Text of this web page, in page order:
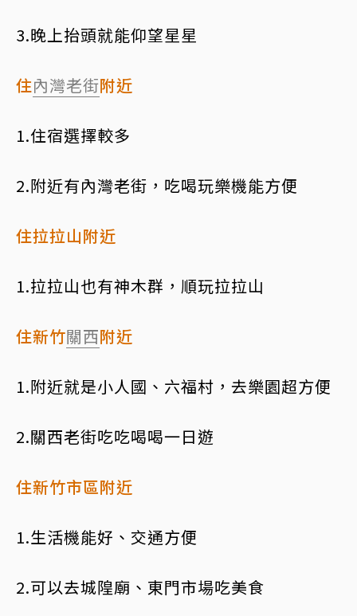
3.晚上抬頭就能仰望星星
住內灣老街附近
1.住宿選擇較多
2.附近有內灣老街，吃喝玩樂機能方便
住拉拉山附近
1.拉拉山也有神木群，順玩拉拉山
住新竹關西附近
1.附近就是小人國、六福村，去樂園超方便
2.關西老街吃吃喝喝一日遊
住新竹市區附近
1.生活機能好、交通方便
2.可以去城隍廟、東門市場吃美食